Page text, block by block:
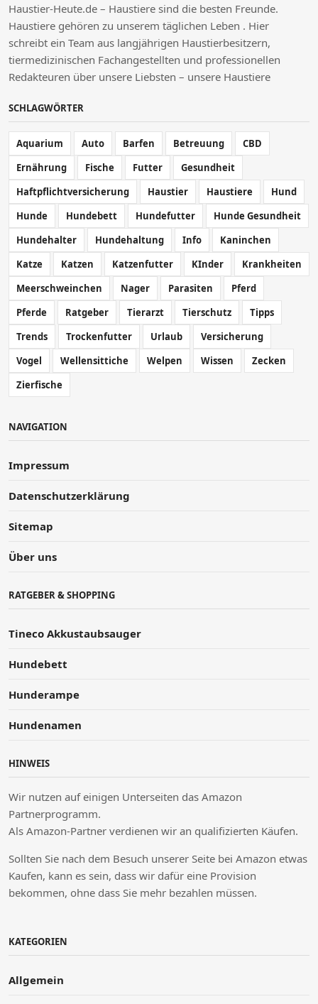
Haustier-Heute.de – Haustiere sind die besten Freunde.
Haustiere gehören zu unserem täglichen Leben . Hier
schreibt ein Team aus langjährigen Haustierbesitzern,
tiermedizinischen Fachangestellten und professionellen
Redakteuren über unsere Liebsten – unsere Haustiere
SCHLAGWÖRTER
Aquarium Auto Barfen Betreuung
CBD
Ernährung
Fische Futter
Gesundheit
Haftpflichtversicherung
Haustier Haustiere
Hund
Hunde
Hundebett Hundefutter
Hunde Gesundheit
Hundehalter
Hundehaltung Info
Kaninchen
Katze
Katzen Katzenfutter KInder
Krankheiten
Meerschweinchen
Nager Parasiten
Pferd
Pferde
Ratgeber Tierarzt Tierschutz
Tipps
Trends
Trockenfutter Urlaub
Versicherung
Vogel
Wellensittiche Welpen Wissen
Zecken
Zierfische
NAVIGATION
Impressum
Datenschutzerklärung
Sitemap
Über uns
RATGEBER & SHOPPING
Tineco Akkustaubsauger
Hundebett
Hunderampe
Hundenamen
HINWEIS
Wir nutzen auf einigen Unterseiten das Amazon
Partnerprogramm.
Als Amazon-Partner verdienen wir an qualifizierten Käufen.
Sollten Sie nach dem Besuch unserer Seite bei Amazon etwas
Kaufen, kann es sein, dass wir dafür eine Provision
bekommen, ohne dass Sie mehr bezahlen müssen.
KATEGORIEN
Allgemein